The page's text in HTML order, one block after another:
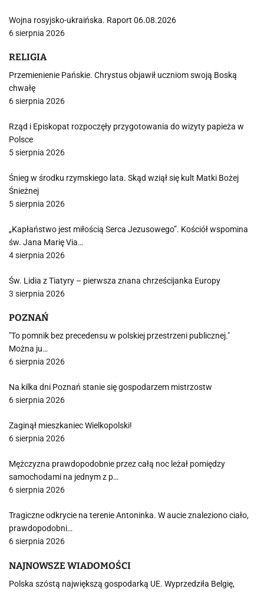
Wojna rosyjsko-ukraińska. Raport 06.08.2026
6 sierpnia 2026
RELIGIA
Przemienienie Pańskie. Chrystus objawił uczniom swoją Boską
chwałę
6 sierpnia 2026
Rząd i Episkopat rozpoczęły przygotowania do wizyty papieża w
Polsce
5 sierpnia 2026
Śnieg w środku rzymskiego lata. Skąd wziął się kult Matki Bożej
Śnieżnej
5 sierpnia 2026
„Kapłaństwo jest miłością Serca Jezusowego”. Kościół wspomina
św. Jana Marię Via…
4 sierpnia 2026
Św. Lidia z Tiatyry – pierwsza znana chrześcijanka Europy
3 sierpnia 2026
POZNAŃ
"To pomnik bez precedensu w polskiej przestrzeni publicznej."
Można ju…
6 sierpnia 2026
Na kilka dni Poznań stanie się gospodarzem mistrzostw
6 sierpnia 2026
Zaginął mieszkaniec Wielkopolski!
6 sierpnia 2026
Mężczyzna prawdopodobnie przez całą noc leżał pomiędzy
samochodami na jednym z p…
6 sierpnia 2026
Tragiczne odkrycie na terenie Antoninka. W aucie znaleziono ciało,
prawdopodobni…
6 sierpnia 2026
NAJNOWSZE WIADOMOŚCI
Polska szóstą największą gospodarką UE. Wyprzedziła Belgię,